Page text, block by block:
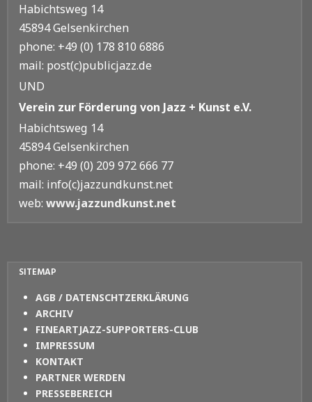
Habichtsweg 14
45894 Gelsenkirchen
phone: +49 (0) 178 810 6886
mail: post(c)publicjazz.de
UND
Verein zur Förderung von Jazz + Kunst e.V.
Habichtsweg 14
45894 Gelsenkirchen
phone: +49 (0) 209 972 666 77
mail: info(c)jazzundkunst.net
web: www.jazzundkunst.net
SITEMAP
AGB / DATENSCHTZERKLÄRUNG
ARCHIV
FINEARTJAZZ-SUPPORTERS-CLUB
IMPRESSUM
KONTAKT
PARTNER WERDEN
PRESSEBEREICH